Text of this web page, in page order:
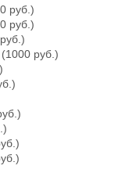
руб.)
руб.)
(1000 руб.)